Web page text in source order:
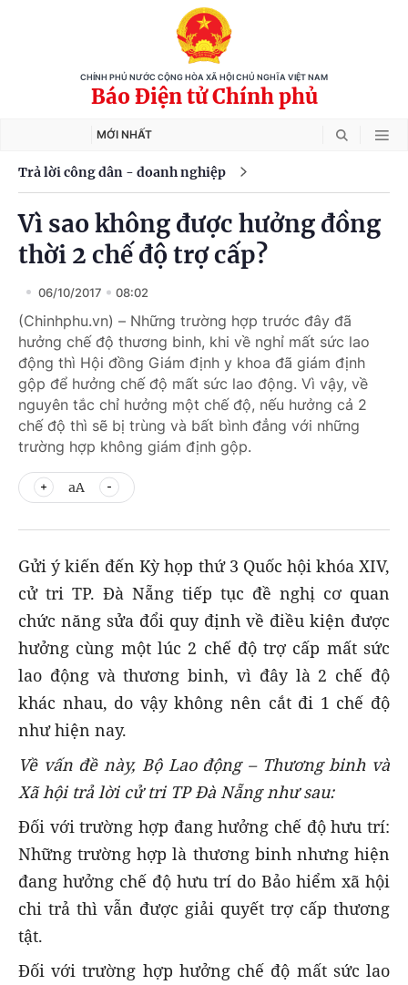
CHÍNH PHỦ NƯỚC CỘNG HÒA XÃ HỘI CHỦ NGHĨA VIỆT NAM
Báo Điện tử Chính phủ
MỚI NHẤT
Trả lời công dân - doanh nghiệp
Vì sao không được hưởng đồng
thời 2 chế độ trợ cấp?
06/10/2017 08:02
(Chinhphu.vn) – Những trường hợp trước đây đã
hưởng chế độ thương binh, khi về nghỉ mất sức lao
động thì Hội đồng Giám định y khoa đã giám định
gộp để hưởng chế độ mất sức lao động. Vì vậy, về
nguyên tắc chỉ hưởng một chế độ, nếu hưởng cả 2
chế độ thì sẽ bị trùng và bất bình đẳng với những
trường hợp không giám định gộp.
aA
Gửi ý kiến đến Kỳ họp thứ 3 Quốc hội khóa XIV,
cử tri TP. Đà Nẵng tiếp tục đề nghị cơ quan
chức năng sửa đổi quy định về điều kiện được
hưởng cùng một lúc 2 chế độ trợ cấp mất sức
lao động và thương binh, vì đây là 2 chế độ
khác nhau, do vậy không nên cắt đi 1 chế độ
như hiện nay.
Về vấn đề này, Bộ Lao động – Thương binh và
Xã hội trả lời cử tri TP Đà Nẵng như sau:
Đối với trường hợp đang hưởng chế độ hưu trí:
Những trường hợp là thương binh nhưng hiện
đang hưởng chế độ hưu trí do Bảo hiểm xã hội
chi trả thì vẫn được giải quyết trợ cấp thương
tật.
Đối với trường hợp hưởng chế độ mất sức lao